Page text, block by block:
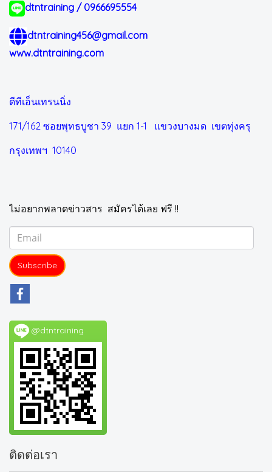
dtntraining / 0966695554
dtntraining456@gmail.com
www.dtntraining.com
ดีทีเอ็นเทรนนิ่ง
171/162 ซอยพุทธบูชา 39 แยก 1-1 แขวงบางมด เขตทุ่งครุ
กรุงเทพฯ 10140
ไม่อยากพลาดข่าวสาร สมัครได้เลย ฟรี !!
Subscribe
@dtntraining
ติดต่อเรา